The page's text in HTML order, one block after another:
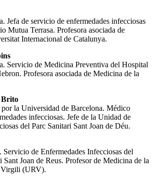
Jefa de servicio de enfermedades infecciosas
Mutua Terrasa. Profesora asociada de
Internacional de Catalunya.
Servicio de Medicina Preventiva del Hospital
Profesora asociada de Medicina de la
Brito
la Universidad de Barcelona. Médico
infecciosas. Jefe de la Unidad de
del Parc Sanitari Sant Joan de Déu.
de Enfermedades Infecciosas del
Joan de Reus. Profesor de Medicina de la
(URV).